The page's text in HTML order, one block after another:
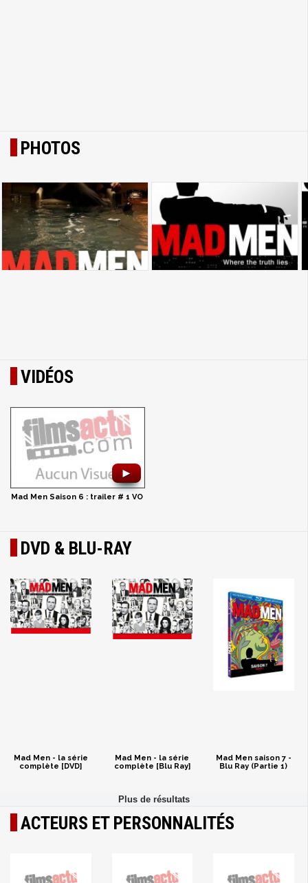
PHOTOS
VIDÉOS
►
Mad Men Saison 6 : trailer # 1 VO
DVD & BLU-RAY
Mad Men - la série
complète [DVD]
Mad Men - la série
complète [Blu Ray]
Mad Men saison 7 -
Blu Ray (Partie 1)
ACTEURS ET PERSONNALITÉS